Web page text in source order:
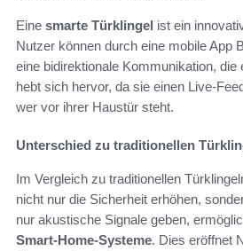
Eine smarte Türklingel ist ein
Nutzer können durch eine mobile App
eine bidirektionale Kommunikation,
hebt sich hervor, da sie einen Live-
wer vor ihrer Haustür steht.
Unterschied zu traditionellen
Im Vergleich zu traditionellen
nicht nur die Sicherheit erhöhen,
nur akustische Signale geben,
Smart-Home-Systeme. Dies eröffnet